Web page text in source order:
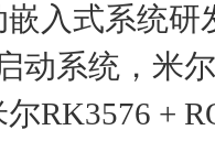
入式系统研
动系统，米
RK3576 +